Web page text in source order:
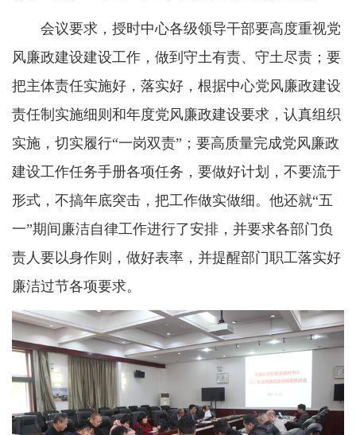
会议要求，授时中心各级领导干部要高度重视党
风廉政建设建设工作，做到守土有责、守土尽责；要
把主体责任实施好，落实好，根据中心党风廉政建设
责任制实施细则和年度党风廉政建设要求，认真组织
实施，切实履行“一岗双责”；要高质量完成党风廉政
建设工作任务手册各项任务，要做好计划，不要流于
形式，不搞年底突击，把工作做实做细。他还就“五
一”期间廉洁自律工作进行了安排，并要求各部门负
责人要以身作则，做好表率，并提醒部门职工落实好
廉洁过节各项要求。